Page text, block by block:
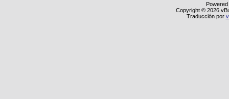
Copyright © 2026
Traducción por